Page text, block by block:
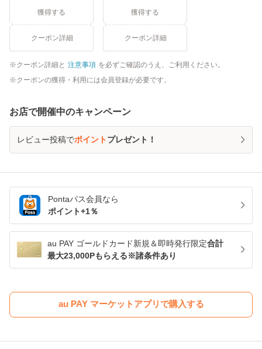
獲得する
クーポン詳細
獲得する
クーポン詳細
クーポン詳細と 注意事項 を必ずご確認のうえ、ご利用ください。
クーポンの獲得・利用には会員登録が必要です。
お店で開催中のキャンペーン
レビュー投稿でポイントプレゼント！
Pontaパス会員なら
ポイント+1％
au PAY ゴールドカード新規＆即時発行限定合計
最大23,000Pもらえる※諸条件あり
au PAY マーケットアプリで購入する